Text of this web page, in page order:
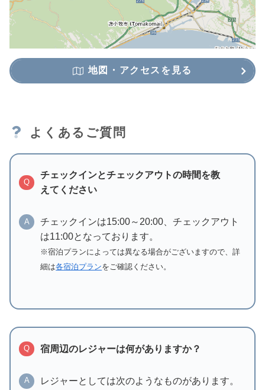
地図・アクセスを見る
よくあるご質問
Q
チェックインとチェックアウトの時間を教
えてください
A
チェックインは15:00～20:00、チェックアウト
は11:00となっております。
※宿泊プランによっては異なる場合がございますので、詳
細は各宿泊プランをご確認ください。
Q 宿周辺のレジャーは何がありますか？
A
レジャーとしては次のようなものがあります。